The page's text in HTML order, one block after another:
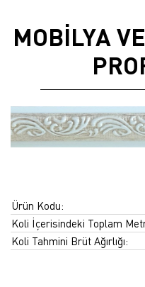
MOBİLYA
Ürün Kodu:
Koli İçerisindeki Toplam
Koli Tahmini Brüt Ağırlığı: